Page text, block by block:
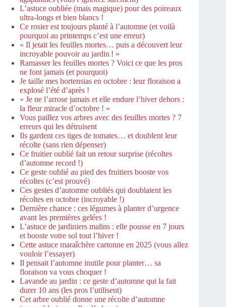
L’astuce oubliée (mais magique) pour des poireaux
ultra-longs et bien blancs !
Ce rosier est toujours planté à l’automne (et voilà
pourquoi au printemps c’est une erreur)
« Il jetait les feuilles mortes… puis a découvert leur
incroyable pouvoir au jardin ! »
Ramasser les feuilles mortes ? Voici ce que les pros
ne font jamais (et pourquoi)
Je taille mes hortensias en octobre : leur floraison a
explosé l’été d’après !
« Je ne l’arrose jamais et elle endure l’hiver dehors :
la fleur miracle d’octobre ! »
Vous paillez vos arbres avec des feuilles mortes ? 7
erreurs qui les détruisent
Ils gardent ces tiges de tomates… et doublent leur
récolte (sans rien dépenser)
Ce fruitier oublié fait un retour surprise (récoltes
d’automne record !)
Ce geste oublié au pied des fruitiers booste vos
récoltes (c’est prouvé)
Ces gestes d’automne oubliés qui doublaient les
récoltes en octobre (incroyable !)
Dernière chance : ces légumes à planter d’urgence
avant les premières gelées !
L’astuce de jardiniers malins : elle pousse en 7 jours
et booste votre sol tout l’hiver !
Cette astuce maraîchère cartonne en 2025 (vous allez
vouloir l’essayer)
Il pensait l’automne inutile pour planter… sa
floraison va vous choquer !
Lavande au jardin : ce geste d’automne qui la fait
durer 10 ans (les pros l’utilisent)
Cet arbre oublié donne une récolte d’automne